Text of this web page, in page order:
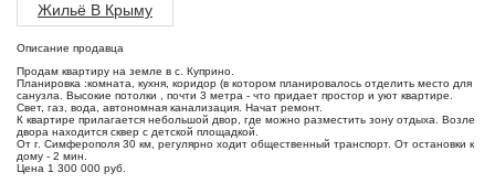
Жильё В Крыму
Описание продавца
Продам квартиру на земле в с. Куприно.
Планировка :комната, кухня, коридор (в котором планировалось отделить место для
санузла. Высокие потолки , почти 3 метра - что придает простор и уют квартире.
Свет, газ, вода, автономная канализация. Начат ремонт.
К квартире прилагается небольшой двор, где можно разместить зону отдыха. Возле
двора находится сквер с детской площадкой.
От г. Симферополя 30 км, регулярно ходит общественный транспорт. От остановки к
дому - 2 мин.
Цена 1 300 000 руб.